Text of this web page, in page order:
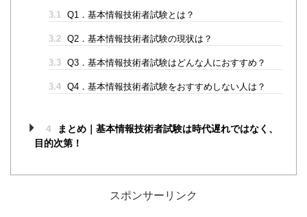
3.1 Q1．基本情報技術者試験とは？
3.2 Q2．基本情報技術者試験の現状は？
3.3 Q3．基本情報技術者試験はどんな人におすすめ？
3.4 Q4．基本情報技術者試験をおすすめしない人は？
4
まとめ｜基本情報技術者試験は時代遅れではなく、
目的次第！
スポンサーリンク